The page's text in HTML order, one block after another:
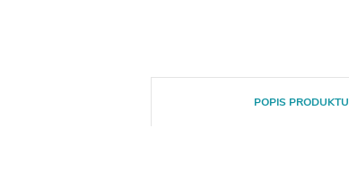
POPIS PRODUKTU